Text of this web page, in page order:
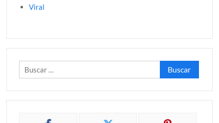
Viral
Buscar: